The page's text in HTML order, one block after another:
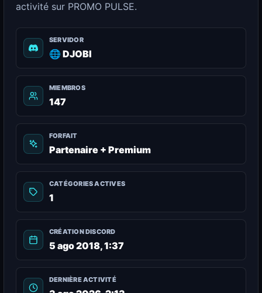
activité sur PROMO PULSE.
SERVIDOR
🌐 DJOBI
MIEMBROS
147
FORFAIT
Partenaire + Premium
CATÉGORIES ACTIVES
1
CRÉATION DISCORD
5 ago 2018, 1:37
DERNIÈRE ACTIVITÉ